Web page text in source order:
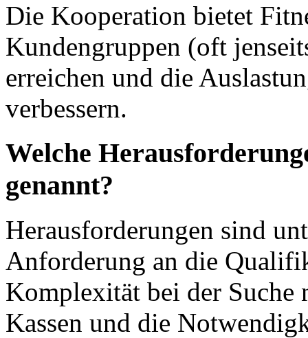
Die Kooperation bietet
Kundengruppen (oft
erreichen und die
verbessern.
Welche
genannt?
Herausforderungen sind
Anforderung an die
Komplexität bei der Suche
Kassen und die